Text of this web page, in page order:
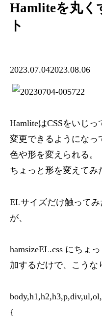
Hamliteを丸く
ト
2023.07.042023.08.06
HamliteはCSSをいじっ
変更できるようになっ
色や形を変えられる。
ちょっと形を変えてみ
ELサイズだけ触って
が、
hamsizeEL.css にちょ
加するだけで、こうな
{